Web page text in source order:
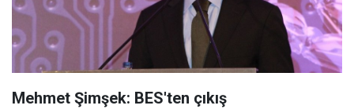
Mehmet Şimşek: BES'ten çıkış